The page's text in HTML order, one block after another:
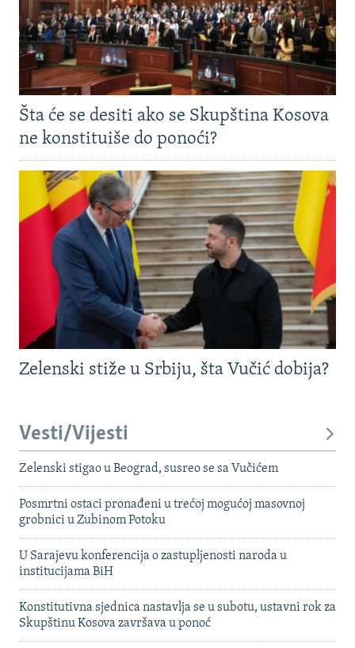
Šta će se desiti ako se Skupština Kosova
ne konstituiše do ponoći?
Zelenski stiže u Srbiju, šta Vučić dobija?
Vesti/Vijesti
Zelenski stigao u Beograd, susreo se sa Vučićem
Posmrtni ostaci pronađeni u trećoj mogućoj masovnoj
grobnici u Zubinom Potoku
U Sarajevu konferencija o zastupljenosti naroda u
institucijama BiH
Konstitutivna sjednica nastavlja se u subotu, ustavni rok za
Skupštinu Kosova završava u ponoć